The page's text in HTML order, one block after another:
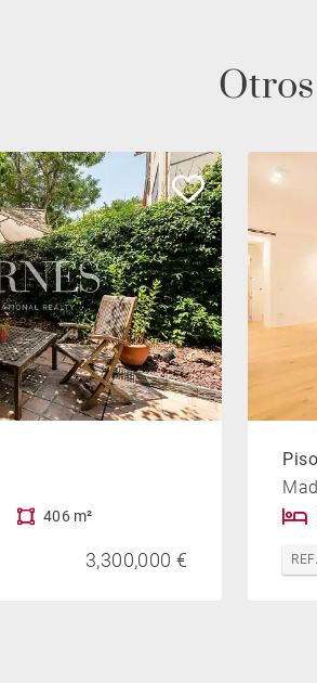
406 m²
3,300,000 €
Piso